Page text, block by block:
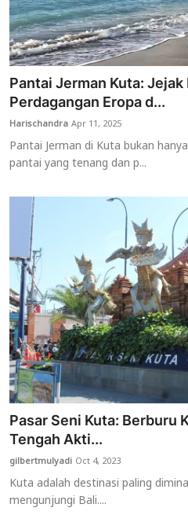
Pantai Jerman Kuta: Jejak
Perdagangan Eropa d...
HarischandraApr 11, 2025
Pantai Jerman di Kuta bukan
pantai yang tenang dan p...
Pasar Seni Kuta: Berburu
Tengah Akti...
gilbertmulyadi Oct 4, 2023
Kuta adalah destinasi paling
mengunjungi Bali....